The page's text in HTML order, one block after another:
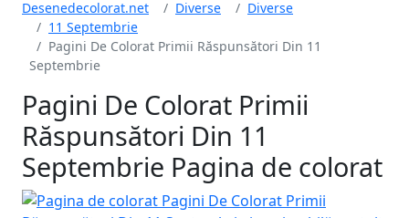
Desenedecolorat.net Diverse
Diverse
11 Septembrie
Pagini De Colorat Primii Răspunsători Din 11
Septembrie
Pagini De Colorat Primii
Răspunsători Din 11
Septembrie Pagina de colorat